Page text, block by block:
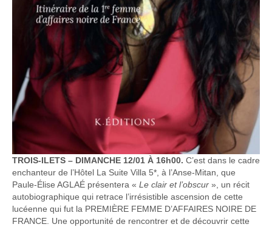
TROIS-ILETS – DIMANCHE 12/01 À 16h00. C’est dans le cadre
enchanteur de l’Hôtel La Suite Villa 5*, à l’Anse-Mitan, que
Paule-Élise AGLAÉ présentera « Le clair et l’obscur », un récit
autobiographique qui retrace l’irrésistible ascension de cette
lucéenne qui fut la PREMIÈRE FEMME D’AFFAIRES NOIRE DE
FRANCE. Une opportunité de rencontrer et de découvrir cette